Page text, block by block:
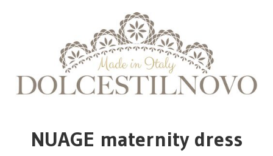
NUAGE maternity dress